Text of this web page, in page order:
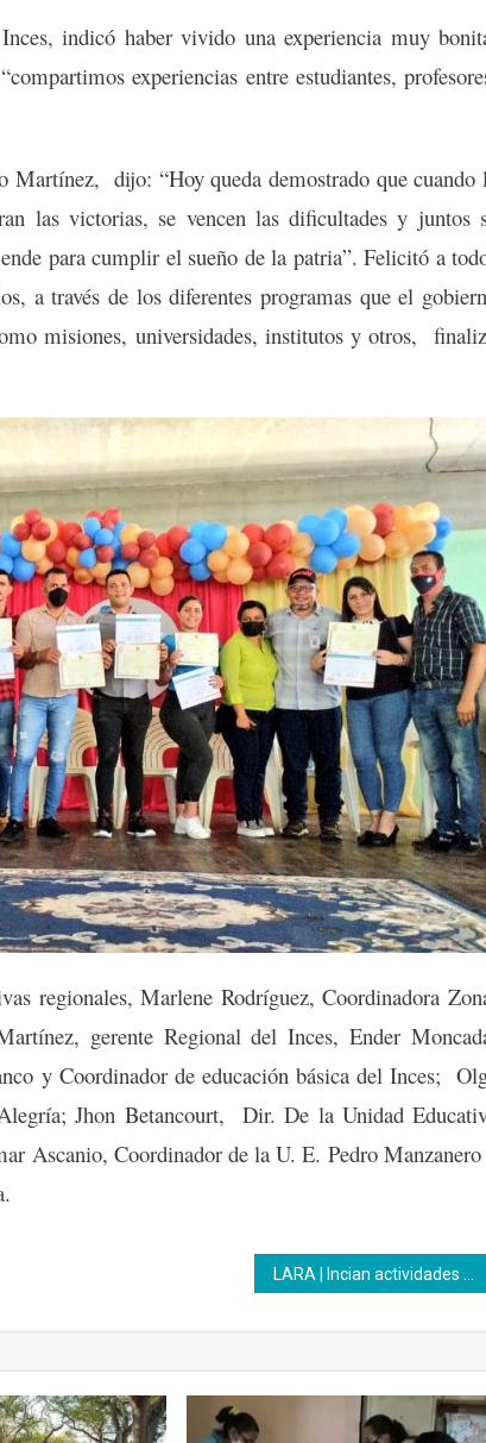
indicó haber vivido una experiencia muy
experiencias entre estudiantes,
Martínez, dijo: “Hoy queda demostrado que cuando
las victorias, se vencen las dificultades y juntos
para cumplir el sueño de la patria”. Felicitó a
a través de los diferentes programas que el
misiones, universidades, institutos y otros,
regionales, Marlene Rodríguez, Coordinadora
gerente Regional del Inces, Ender
y Coordinador de educación básica del Inces;
Jhon Betancourt, Dir. De la Unidad
Ascanio, Coordinador de la U. E. Pedro